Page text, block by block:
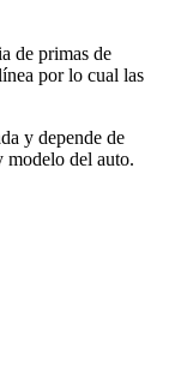
de primas de
por lo cual las
y depende de
modelo del auto.